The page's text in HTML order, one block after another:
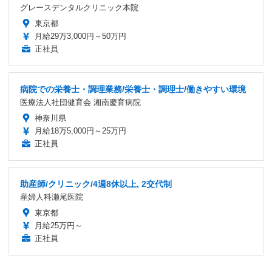
グレースデンタルクリニック本院
東京都
月給29万3,000円～50万円
正社員
病院での栄養士・調理業務/栄養士・調理士/働きやすい環境
医療法人社団健育会 湘南慶育病院
神奈川県
月給18万5,000円～25万円
正社員
助産師/クリニック/4週8休以上, 2交代制
産婦人科瀬尾医院
東京都
月給25万円～
正社員